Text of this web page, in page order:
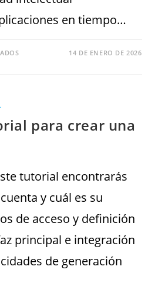
en tiempo…
14 DE ENERO DE 2026
para crear una
tutorial encontrarás
y cuál es su
de acceso y definición
principal e integración
de generación